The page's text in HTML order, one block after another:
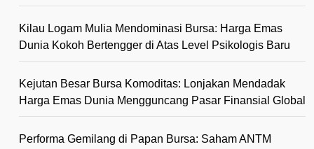
Kilau Logam Mulia Mendominasi Bursa: Harga Emas
Dunia Kokoh Bertengger di Atas Level Psikologis Baru
Kejutan Besar Bursa Komoditas: Lonjakan Mendadak
Harga Emas Dunia Mengguncang Pasar Finansial Global
Performa Gemilang di Papan Bursa: Saham ANTM